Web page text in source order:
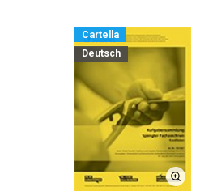
Cartella
Deutsch